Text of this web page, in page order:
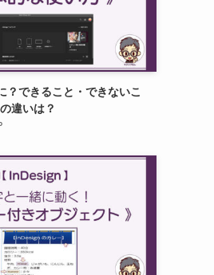
できること・できないこ
違いは？